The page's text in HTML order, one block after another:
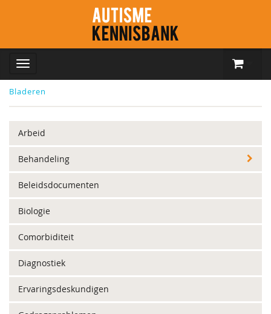
Bladeren
Arbeid
Behandeling
Beleidsdocumenten
Biologie
Comorbiditeit
Diagnostiek
Ervaringsdeskundigen